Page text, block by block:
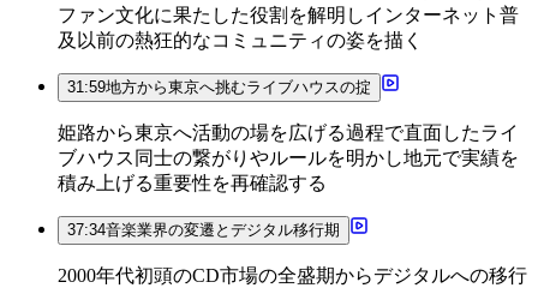
ファン文化に果たした役割を解明しインターネット普
及以前の熱狂的なコミュニティの姿を描く
31:59地方から東京へ挑むライブハウスの掟
姫路から東京へ活動の場を広げる過程で直面したライ
ブハウス同士の繋がりやルールを明かし地元で実績を
積み上げる重要性を再確認する
37:34音楽業界の変遷とデジタル移行期
2000年代初頭のCD市場の全盛期からデジタルへの移行